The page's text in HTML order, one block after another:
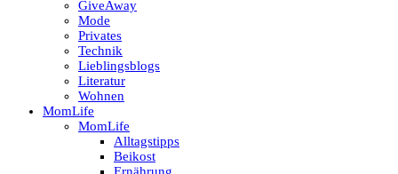
GiveAway
Mode
Privates
Technik
Lieblingsblogs
Literatur
Wohnen
MomLife
MomLife
Alltagstipps
Beikost